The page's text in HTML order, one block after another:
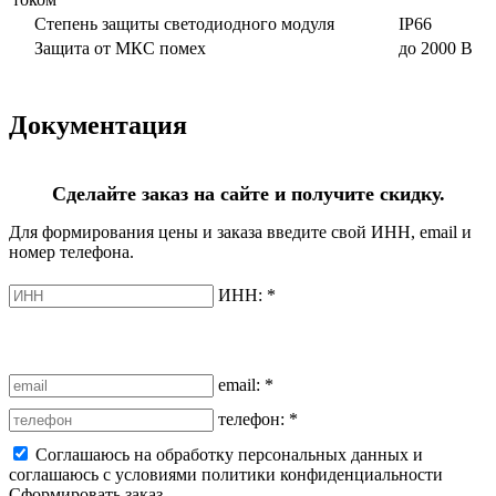
Степень защиты светодиодного модуля
IP66
Защита от МКС помех
до 2000 В
Документация
Сделайте заказ на сайте и получите скидку.
Для формирования цены и заказа введите свой ИНН, email и
номер телефона.
ИНН: *
email: *
телефон: *
Соглашаюсь на обработку персональных данных и
соглашаюсь с условиями политики конфиденциальности